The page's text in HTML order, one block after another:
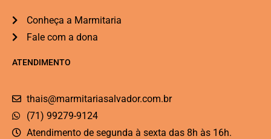
Conheça a Marmitaria
Fale com a dona
ATENDIMENTO
thais@marmitariasalvador.com.br
(71) 99279-9124
Atendimento de segunda à sexta das 8h às 16h.